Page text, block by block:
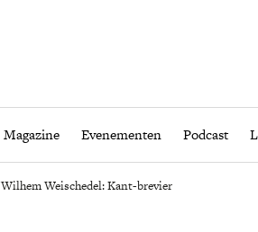
Magazine Evenementen Podcast
Home Magazine
Wilhem Weischedel: Kant-brevier